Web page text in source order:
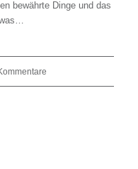
bewährte Dinge und das